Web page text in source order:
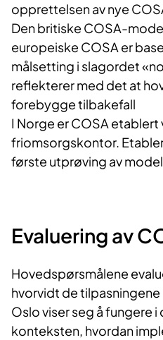
opprettelsen av nye
Den britiske COSA-
europeiske COSA er
målsetting i slagordet
reflekterer med det at
forebygge tilbakefall
I Norge er COSA etablert
friomsorgskontor.
første utprøving av
Evaluering av
Hovedspørsmålene
hvorvidt de tilpasningene
Oslo viser seg å fungere i
konteksten, hvordan